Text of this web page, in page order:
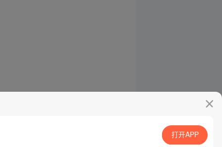
打开APP